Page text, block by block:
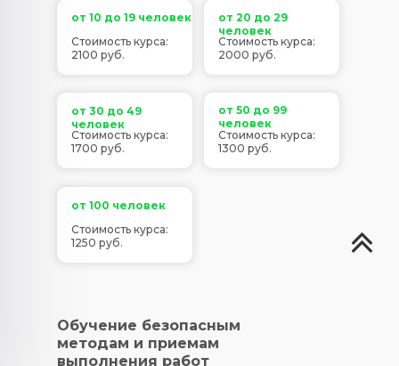
от 10 до 19 человек
от 20 до 29
человек
от 30 до 49
человек
от 50 до 99
человек
от 100 человек
Стоимость курса:
2100 руб.
Стоимость курса:
2000 руб.
Стоимость курса:
1700 руб.
Стоимость курса:
1300 руб.
Стоимость курса:
1250 руб.
Обучение безопасным
методам и приемам
выполнения работ